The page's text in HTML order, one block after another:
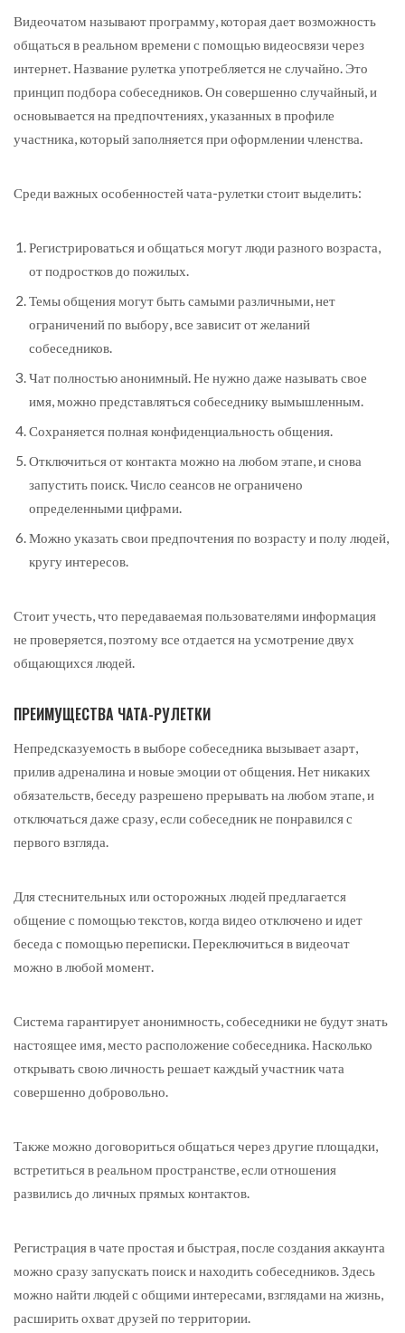
Видеочатом называют программу, которая дает возможность
общаться в реальном времени с помощью видеосвязи через
интернет. Название рулетка употребляется не случайно. Это
принцип подбора собеседников. Он совершенно случайный, и
основывается на предпочтениях, указанных в профиле
участника, который заполняется при оформлении членства.
Среди важных особенностей чата-рулетки стоит выделить:
Регистрироваться и общаться могут люди разного возраста,
от подростков до пожилых.
Темы общения могут быть самыми различными, нет
ограничений по выбору, все зависит от желаний
собеседников.
Чат полностью анонимный. Не нужно даже называть свое
имя, можно представляться собеседнику вымышленным.
Сохраняется полная конфиденциальность общения.
Отключиться от контакта можно на любом этапе, и снова
запустить поиск. Число сеансов не ограничено
определенными цифрами.
Можно указать свои предпочтения по возрасту и полу людей,
кругу интересов.
Стоит учесть, что передаваемая пользователями информация
не проверяется, поэтому все отдается на усмотрение двух
общающихся людей.
ПРЕИМУЩЕСТВА ЧАТА-РУЛЕТКИ
Непредсказуемость в выборе собеседника вызывает азарт,
прилив адреналина и новые эмоции от общения. Нет никаких
обязательств, беседу разрешено прерывать на любом этапе, и
отключаться даже сразу, если собеседник не понравился с
первого взгляда.
Для стеснительных или осторожных людей предлагается
общение с помощью текстов, когда видео отключено и идет
беседа с помощью переписки. Переключиться в видеочат
можно в любой момент.
Система гарантирует анонимность, собеседники не будут знать
настоящее имя, место расположение собеседника. Насколько
открывать свою личность решает каждый участник чата
совершенно добровольно.
Также можно договориться общаться через другие площадки,
встретиться в реальном пространстве, если отношения
развились до личных прямых контактов.
Регистрация в чате простая и быстрая, после создания аккаунта
можно сразу запускать поиск и находить собеседников. Здесь
можно найти людей с общими интересами, взглядами на жизнь,
расширить охват друзей по территории.